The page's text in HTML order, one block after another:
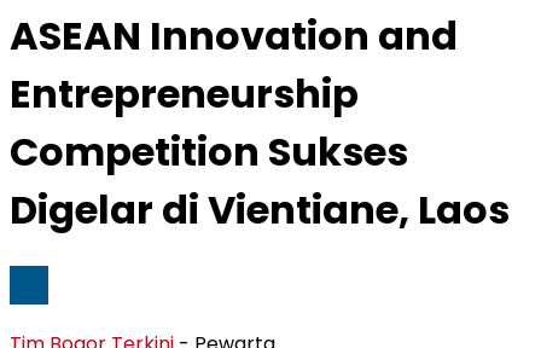
ASEAN Innovation and
Entrepreneurship
Competition Sukses
Digelar di Vientiane, Laos